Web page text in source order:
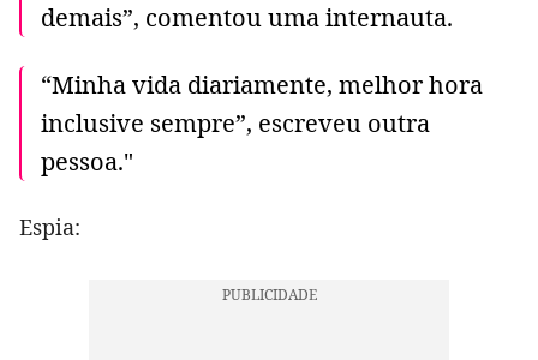
demais”, comentou uma internauta.
“Minha vida diariamente, melhor hora
inclusive sempre”, escreveu outra
pessoa."
Espia: